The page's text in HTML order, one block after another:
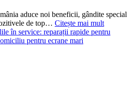
aduce noi beneficii, gândite special
de top… Citește mai mult
în service: reparații rapide pentru
pentru ecrane mari